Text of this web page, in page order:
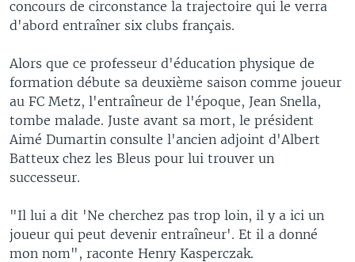
concours de circonstance la trajectoire qui le verra
d'abord entraîner six clubs français.
Alors que ce professeur d'éducation physique de
formation débute sa deuxième saison comme joueur
au FC Metz, l'entraîneur de l'époque, Jean Snella,
tombe malade. Juste avant sa mort, le président
Aimé Dumartin consulte l'ancien adjoint d'Albert
Batteux chez les Bleus pour lui trouver un
successeur.
"Il lui a dit 'Ne cherchez pas trop loin, il y a ici un
joueur qui peut devenir entraîneur'. Et il a donné
mon nom", raconte Henry Kasperczak.